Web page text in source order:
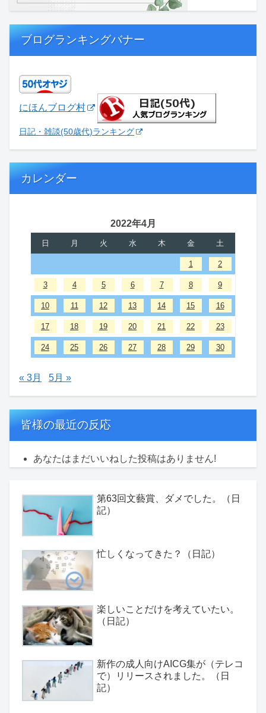
ブログランキングバナー
にほんブログ村
日記・雑談(50歳代)ランキング
カレンダー
2022年4月
日 月 火 水 木 金 土
1 2
3 4 5 6 7 8 9
10 11 12 13 14 15 16
17 18 19 20 21 22 23
24 25 26 27 28 29 30
« 3月 5月 »
皆様の最近の反応
あなたはまだいいねした投稿はありません!
第63回文藝賞、ダメでした。（日
記）
忙しくなってきた？（日記）
楽しいことだけを考えていたい。
（日記）
新作の成人向けAICG集が（テレコ
で）リリースされました。（日
記）